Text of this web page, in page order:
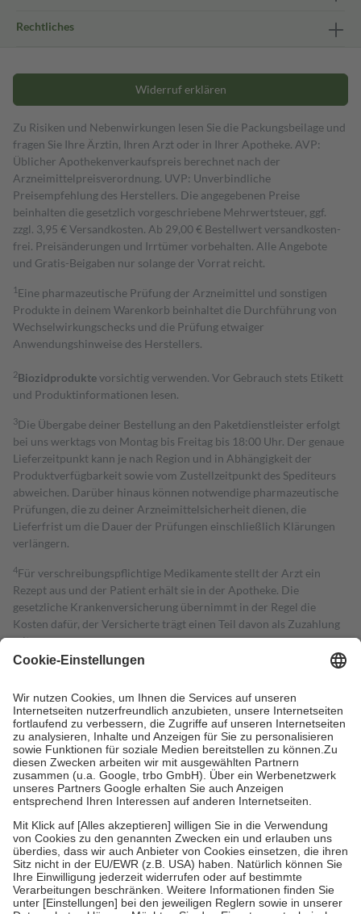
Rechtliches
Widerruf erklären
Zu Risiken und Nebenwirkungen lesen Sie die Packungsbeilage und
fragen Sie Ihre Ärztin, Ihren Arzt oder in Ihrer Apotheke. AVP:
Üblicher Apothekenverkaufspreis berechnet nach der
Arzneimittelpreisverordnung. UVP: Unverbindliche
Preisempfehlung des Herstellers. Die angegebenen Preise
beinhalten die gesetzlich vorgeschriebene Mehrwertsteuer, ggf.
zzgl. 3,95 € Versandkosten. Ab 29,00 € Bestell­wert versand­kosten­
frei. Preisänderungen und Irrtümer vorbehalten. Alle Angebote
und Gratis-Beigaben nur solange der Vorrat reicht.
1 Eine pharmazeutische Prüfung der Arzneimittel und sonstigen
Produkte in deinem Warenkorb beinhaltet die Durchführung von
Wechselwirkungschecks und die Prüfung etwaiger
Anwendungshinweise des Herstellers.
2Biozidproduktevorsichtig verwenden. Vor Gebrauch stets Etikett
und Produktinformationen lesen.
3Die Übergabe deiner Bestellung an den Paketdienstleister erfolgt
bei uns werktags von Montag bis Freitag bis 18:00 Uhr. Der genaue
Lieferzeitpunkt kann je nach Region und in Abhängigkeit der
Produktverfügbarkeit sowie vom Zustellzeitpunkt des Spediteurs
abweichen. Darüber hinaus können notwendige pharmazeutische
Prüfungen, die zu deiner Arzneimittelsicherheit dienen, die
Lieferfrist um die Dauer der Prüfungen einschließlich Klärungen
verlängern.
4Für verschreibungspflichtige Medikamente stellt der Arzt ein
Rezept aus und der Patient erhält sie in der Apotheke. Die
gesetzliche Krankenversicherung übernimmt in der Regel die
Kosten dafür, der Versicherte trägt einen Teil davon als Zuzahlung
mit.
Grundsätzlich leisten Mitglieder Zuzahlungen in Höhe von zehn
höchstens zehn Euro.
Es sind jedoch nie mehr als die tatsächlichen
Kosten der Leistung zu entrichten.
Diese Regeln gelten grundsätzlich auch für Online-Apotheken.
Bei Heilmitteln und häuslicher Krankenpflege beträgt die
Zuzahlung zehn Prozent der Kosten sowie zehn Euro je
Verordnung.
Um das Engagement der Versicherten für ihre eigene Gesundheit zu
stärken und die besondere Stellung der Familie zu unterstützen,
fallenkeine Zuzahlungenan bei:
• Kindern und Jugendlichen bis zum vollendeten 18. Lebensjahr
mit Ausnahme der Fahrkosten
• Untersuchungen zur Vorsorge und Früherkennung, die von der
GKV getragen werden